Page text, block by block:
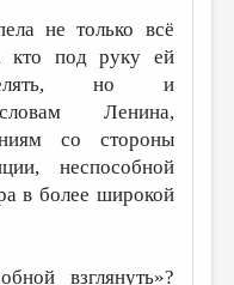
не только всё
кто под руку ей
но и
Ленина,
со стороны
неспособной
в более широкой
взглянуть»?